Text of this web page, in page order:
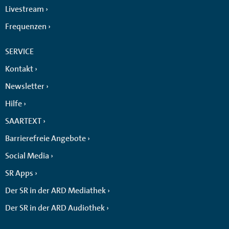
Livestream
Frequenzen
SERVICE
Kontakt
Newsletter
Hilfe
SAARTEXT
Barrierefreie Angebote
Social Media
SR Apps
Der SR in der ARD Mediathek
Der SR in der ARD Audiothek